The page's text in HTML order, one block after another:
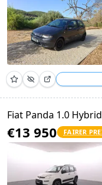
Fiat Panda 1.0
€13 950 FAIRER